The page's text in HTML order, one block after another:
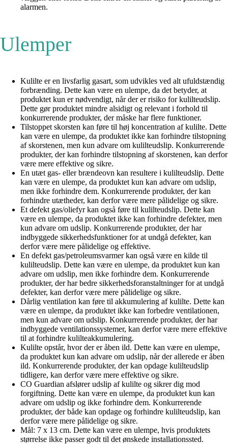
alarmen.
Ulemper
Kulilte er en livsfarlig gasart, som udvikles ved alt ufuldstændig
forbrænding. Dette kan være en ulempe, da det betyder, at
produktet kun er nødvendigt, når der er risiko for kulilteudslip.
Dette gør produktet mindre alsidigt og relevant i forhold til
konkurrerende produkter, der måske har flere funktioner.
Tilstoppet skorsten kan føre til høj koncentration af kulilte. Dette
kan være en ulempe, da produktet ikke kan forhindre tilstopning
af skorstenen, men kun advare om kulilteudslip. Konkurrerende
produkter, der kan forhindre tilstopning af skorstenen, kan derfor
være mere effektive og sikre.
En utæt gas- eller brændeovn kan resultere i kulilteudslip. Dette
kan være en ulempe, da produktet kun kan advare om udslip,
men ikke forhindre dem. Konkurrerende produkter, der kan
forhindre utætheder, kan derfor være mere pålidelige og sikre.
Et defekt gas/oliefyr kan også føre til kulilteudslip. Dette kan
være en ulempe, da produktet ikke kan forhindre defekter, men
kun advare om udslip. Konkurrerende produkter, der har
indbyggede sikkerhedsfunktioner for at undgå defekter, kan
derfor være mere pålidelige og effektive.
En defekt gas/petroleumsvarmer kan også være en kilde til
kulilteudslip. Dette kan være en ulempe, da produktet kun kan
advare om udslip, men ikke forhindre dem. Konkurrerende
produkter, der har bedre sikkerhedsforanstaltninger for at undgå
defekter, kan derfor være mere pålidelige og sikre.
Dårlig ventilation kan føre til akkumulering af kulilte. Dette kan
være en ulempe, da produktet ikke kan forbedre ventilationen,
men kun advare om udslip. Konkurrerende produkter, der har
indbyggede ventilationssystemer, kan derfor være mere effektive
til at forhindre kulilteakkumulering.
Kulilte opstår, hvor der er åben ild. Dette kan være en ulempe,
da produktet kun kan advare om udslip, når der allerede er åben
ild. Konkurrerende produkter, der kan opdage kulilteudslip
tidligere, kan derfor være mere effektive og sikre.
CO Guardian afslører udslip af kulilte og sikrer dig mod
forgiftning. Dette kan være en ulempe, da produktet kun kan
advare om udslip og ikke forhindre dem. Konkurrerende
produkter, der både kan opdage og forhindre kulilteudslip, kan
derfor være mere pålidelige og sikre.
Mål: 7 x 13 cm. Dette kan være en ulempe, hvis produktets
størrelse ikke passer godt til det ønskede installationssted.